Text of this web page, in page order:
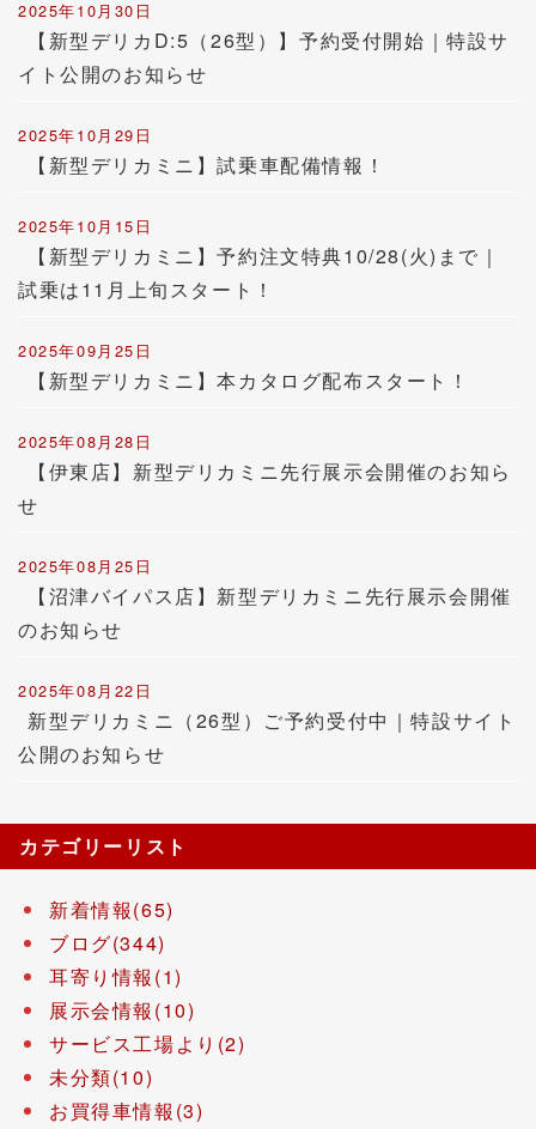
2025年10月30日
【新型デリカD:5（26型）】予約受付開始｜特設サ
イト公開のお知らせ
2025年10月29日
【新型デリカミニ】試乗車配備情報！
2025年10月15日
【新型デリカミニ】予約注文特典10/28(火)まで｜
試乗は11月上旬スタート！
2025年09月25日
【新型デリカミニ】本カタログ配布スタート！
2025年08月28日
【伊東店】新型デリカミニ先行展示会開催のお知ら
せ
2025年08月25日
【沼津バイパス店】新型デリカミニ先行展示会開催
のお知らせ
2025年08月22日
新型デリカミニ（26型）ご予約受付中｜特設サイト
公開のお知らせ
カテゴリーリスト
新着情報(65)
ブログ(344)
耳寄り情報(1)
展示会情報(10)
サービス工場より(2)
未分類(10)
お買得車情報(3)